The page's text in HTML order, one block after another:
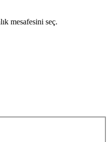
mesafesini seç.